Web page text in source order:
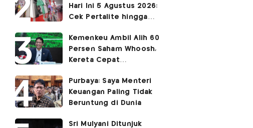
Hari Ini 5 Agustus 2026:
Cek Pertalite hingga
Turun
Kemenkeu Ambil Alih 60
Persen Saham Whoosh,
Kereta Cepat
Surabaya
Purbaya: Saya Menteri
Keuangan Paling Tidak
Beruntung di Dunia
Sri Mulyani Ditunjuk